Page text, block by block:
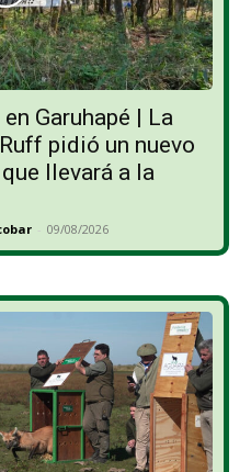
Garuhapé | La
pidió un nuevo
llevará a la
- 09/08/2026